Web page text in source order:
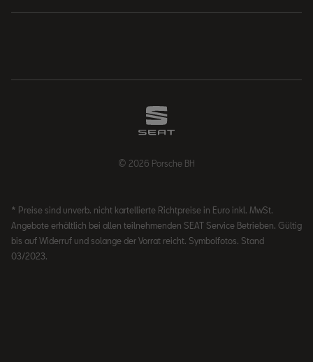
© 2026 Porsche BH
* Preise sind unverb. nicht kartellierte Richtpreise in Euro inkl. MwSt.
Angebote erhältlich bei allen teilnehmenden SEAT Service Betrieben. Gültig
bis auf Widerruf und solange der Vorrat reicht. Symbolfotos. Stand
03/2023.